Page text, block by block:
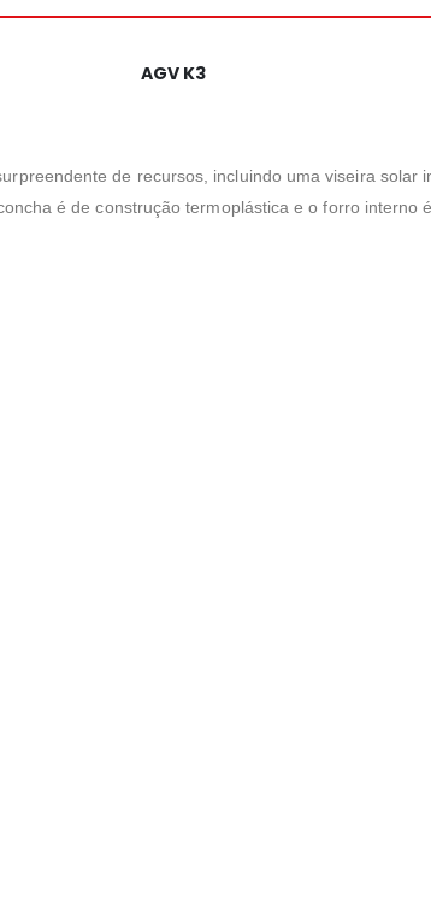
AGV K3
de recursos, incluindo uma viseira solar
é de construção termoplástica e o forro interno